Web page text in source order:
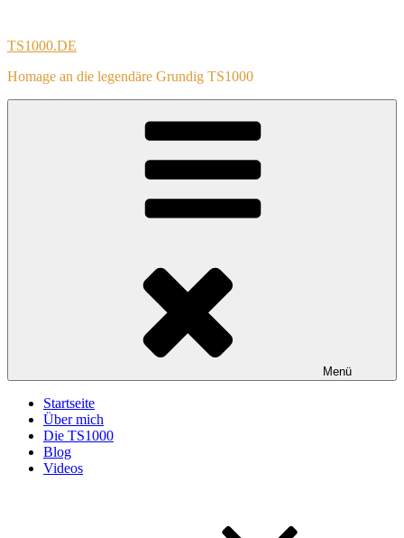
springen
TS1000.DE
Homage an die legendäre Grundig TS1000
Menü
Startseite
Über mich
Die TS1000
Blog
Videos